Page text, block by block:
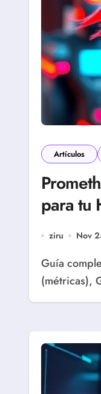
Artículos
para tu
ziru Nov
Guía completa para montar stack de observabilidad profesional en homelab con Prometheus
(métricas),